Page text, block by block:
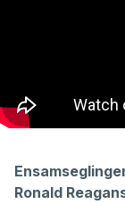
Ronald